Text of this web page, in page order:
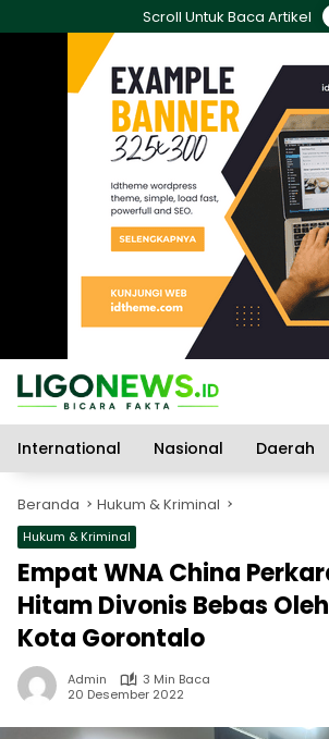
ke
Scroll Untuk Baca Artikel
International Nasional Daerah
Beranda Hukum & Kriminal
Hukum & Kriminal
Empat WNA China
Hitam Divonis Bebas
Kota Gorontalo
Admin
3 Min Baca
20 Desember 2022